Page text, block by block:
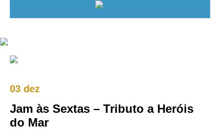
03 dez
Jam às Sextas – Tributo a Heróis
do Mar